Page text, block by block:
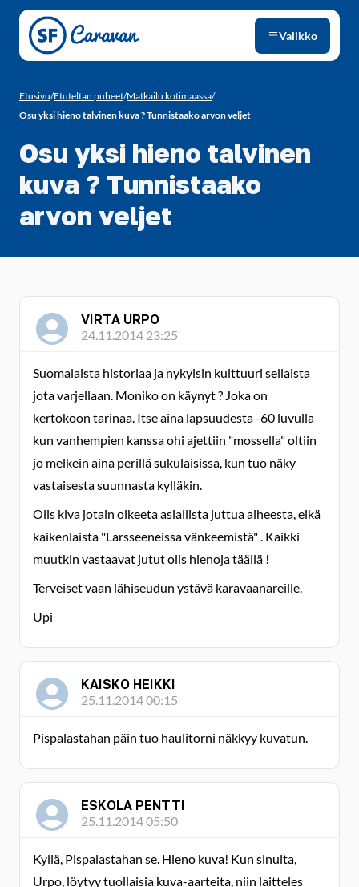
Siirry sivun sisältöön
Valikko
Etusivu/Etuteltan puheet/Matkailu kotimaassa/
Osu yksi hieno talvinen kuva ? Tunnistaako arvon veljet
Osu yksi hieno talvinen
kuva ? Tunnistaako
arvon veljet
VIRTA URPO
24.11.2014 23:25
Suomalaista historiaa ja nykyisin kulttuuri sellaista
jota varjellaan. Moniko on käynyt ? Joka on
kertokoon tarinaa. Itse aina lapsuudesta -60 luvulla
kun vanhempien kanssa ohi ajettiin "mossella" oltiin
jo melkein aina perillä sukulaisissa, kun tuo näky
vastaisesta suunnasta kylläkin.
Olis kiva jotain oikeeta asiallista juttua aiheesta, eikä
kaikenlaista "Larsseeneissa vänkeemistä" . Kaikki
muutkin vastaavat jutut olis hienoja täällä !
Terveiset vaan lähiseudun ystävä karavaanareille.
Upi
KAISKO HEIKKI
25.11.2014 00:15
Pispalastahan päin tuo haulitorni näkkyy kuvatun.
ESKOLA PENTTI
25.11.2014 05:50
Kyllä, Pispalastahan se. Hieno kuva! Kun sinulta,
Urpo, löytyy tuollaisia kuva-aarteita, niin laitteles